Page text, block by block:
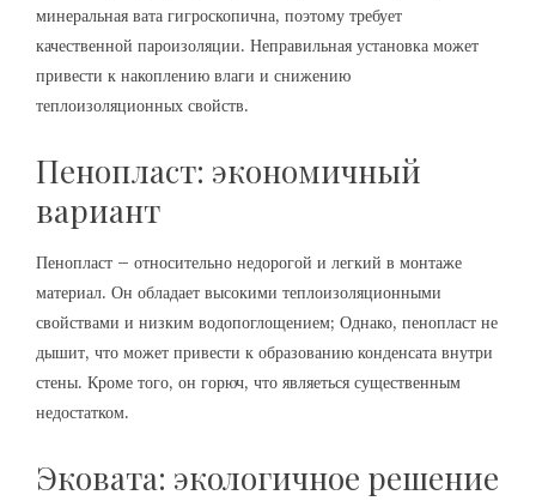
минеральная вата гигроскопична, поэтому требует
качественной пароизоляции. Неправильная установка может
привести к накоплению влаги и снижению
теплоизоляционных свойств.
Пенопласт: экономичный
вариант
Пенопласт – относительно недорогой и легкий в монтаже
материал. Он обладает высокими теплоизоляционными
свойствами и низким водопоглощением; Однако, пенопласт не
дышит, что может привести к образованию конденсата внутри
стены. Кроме того, он горюч, что являеться существенным
недостатком.
Эковата: экологичное решение